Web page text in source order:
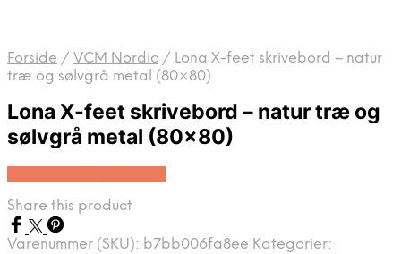
Forside / VCM Nordic / Lona X-feet skrivebord – natur
træ og sølvgrå metal (80×80)
Lona X-feet skrivebord – natur træ og
sølvgrå metal (80×80)
Share this product
Varenummer (SKU): b7bb006fa8ee Kategorier: